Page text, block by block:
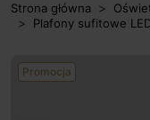
Strona główna
Plafony sufitowe
Promocja